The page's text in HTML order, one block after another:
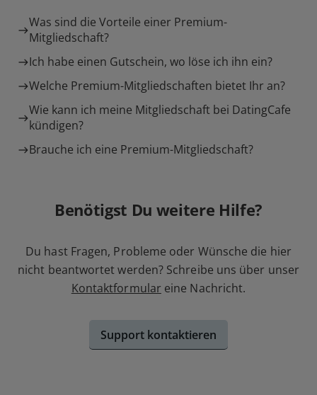
Was sind die Vorteile einer Premium-
Mitgliedschaft?
Ich habe einen Gutschein, wo löse ich ihn ein?
Welche Premium-Mitgliedschaften bietet Ihr an?
Wie kann ich meine Mitgliedschaft bei DatingCafe
kündigen?
Brauche ich eine Premium-Mitgliedschaft?
Benötigst Du weitere Hilfe?
Du hast Fragen, Probleme oder Wünsche die hier
nicht beantwortet werden? Schreibe uns über unser
Kontaktformular eine Nachricht.
Support kontaktieren